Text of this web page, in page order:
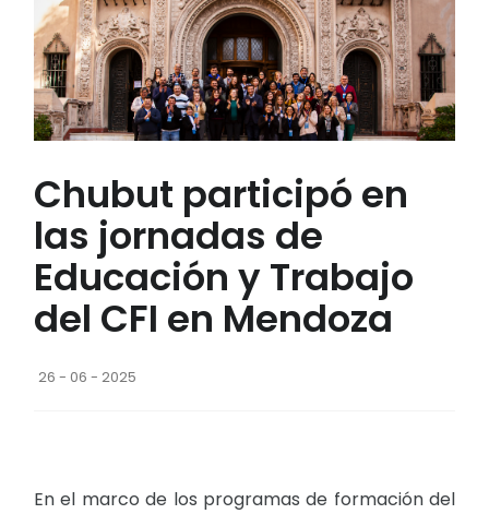
CONTACTANOS
CAMPUS VIRTUAL
CEPS
Chubut participó en
las jornadas de
Educación y Trabajo
del CFI en Mendoza
26 - 06 - 2025
En el marco de los programas de formación del